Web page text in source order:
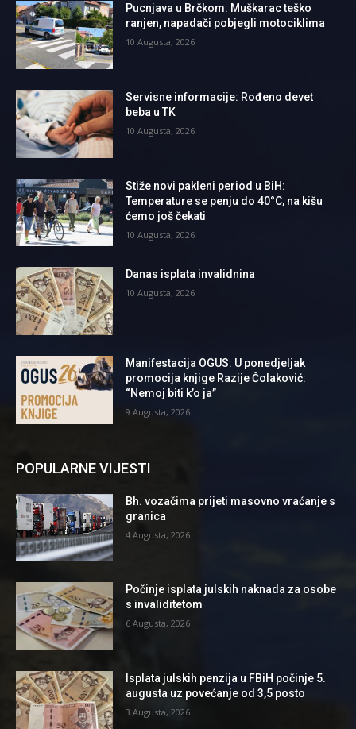
Pucnjava u Brčkom: Muškarac teško
ranjen, napadači pobjegli motociklima
10 Augusta, 2026
Servisne informacije: Rođeno devet
beba u TK
10 Augusta, 2026
Stiže novi pakleni period u BiH:
Temperature se penju do 40°C, na kišu
ćemo još čekati
10 Augusta, 2026
Danas isplata invalidnina
10 Augusta, 2026
Manifestacija OGUS: U ponedjeljak
promocija knjige Razije Čolaković:
“Nemoj biti k’o ja”
9 Augusta, 2026
POPULARNE VIJESTI
Bh. vozačima prijeti masovno vraćanje s
granica
4 Augusta, 2026
Počinje isplata julskih naknada za osobe
s invaliditetom
6 Augusta, 2026
Isplata julskih penzija u FBiH počinje 5.
augusta uz povećanje od 3,5 posto
3 Augusta, 2026